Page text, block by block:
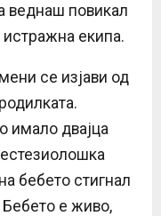
веднаш повикал
истражна екипа.
се изјави од
имало двајца
бебето стигнал
Бебето е живо,